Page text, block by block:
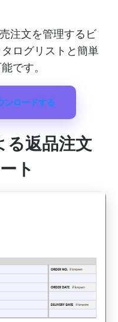
注文を管理するビ
ログリストと簡単
です。
ンロードする
る返品注文
ト